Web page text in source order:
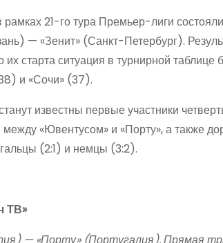
рамках 21-го тура Премьер-лиги
— «Зенит» (Санкт-Петербург).
их старта ситуация в турнирной
и «Сочи» (37).
известны первые участники
«Ювентусом» и «Порту», а также
(2:1) и немцы (3:2).
ТВ»